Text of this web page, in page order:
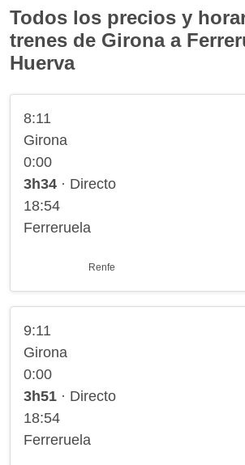
Todos los precios y
trenes de Girona a
Huerva
8:11
Girona
0:00
3h34 · Directo
18:54
Ferreruela
Renfe
9:11
Girona
0:00
3h51 · Directo
18:54
Ferreruela